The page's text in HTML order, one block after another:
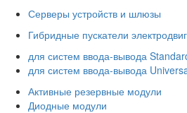
Серверы устройств и шлюзы
Гибридные пускатели
для систем ввода-вывода
для систем ввода-вывода
Активные резервные модули
Диодные модули